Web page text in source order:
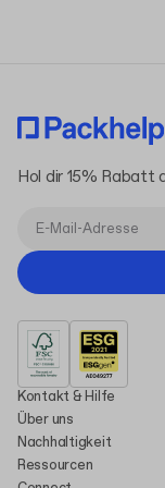
Kontakt & Hilfe
Über uns
Nachhaltigkeit
Ressourcen
Hol dir 15% Rabatt